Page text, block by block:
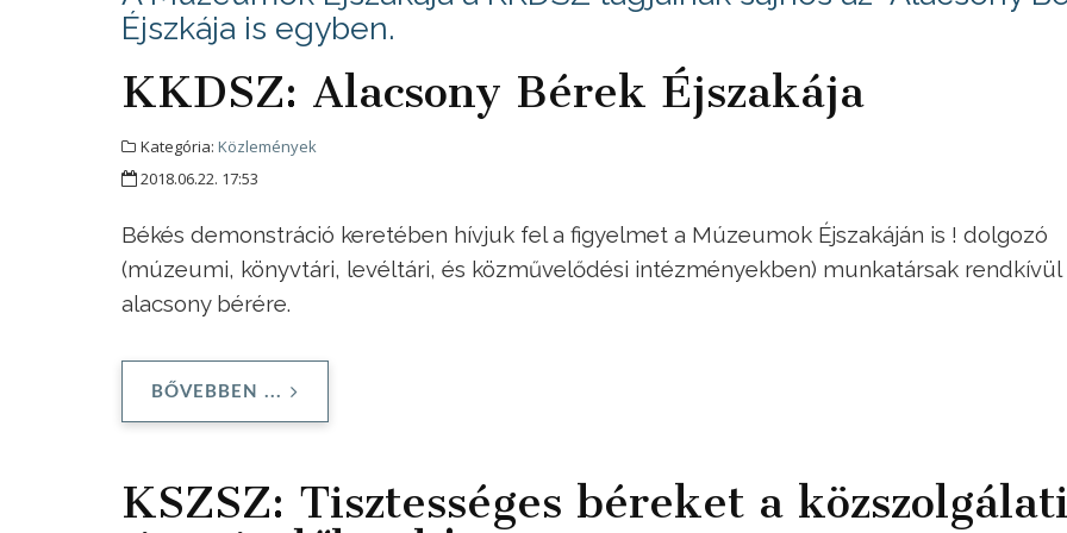
Éjszkája is egyben.
KKDSZ: Alacsony Bérek Éjszakája
Kategória: Közlemények
2018.06.22. 17:53
Békés demonstráció keretében hívjuk fel a figyelmet a Múzeumok Éjszakáján is ! dolgozó
(múzeumi, könyvtári, levéltári, és közművelődési intézményekben) munkatársak rendkívül
alacsony bérére.
BŐVEBBEN ...
KSZSZ: Tisztességes béreket a